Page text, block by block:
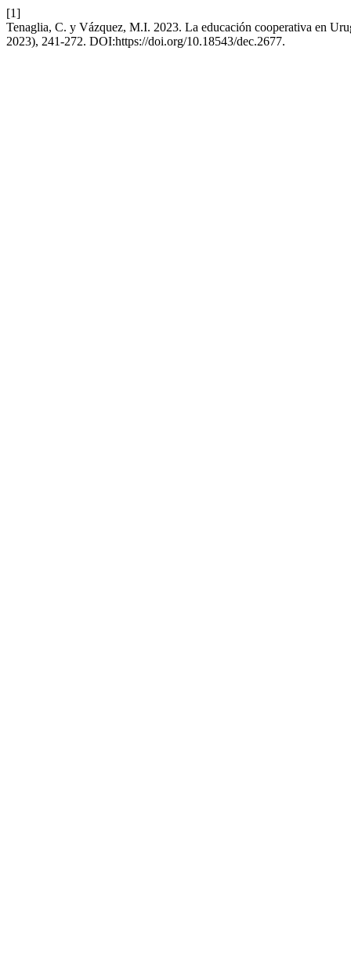
[1]
Tenaglia, C. y Vázquez, M.I. 2023. La educación cooperativa en
2023), 241-272. DOI:https://doi.org/10.18543/dec.2677.